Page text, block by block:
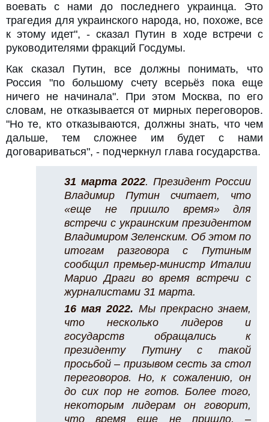
воевать с нами до последнего украинца. Это
трагедия для украинского народа, но, похоже, все
к этому идет", - сказал Путин в ходе встречи с
руководителями фракций Госдумы.
Как сказал Путин, все должны понимать, что
Россия "по большому счету всерьёз пока еще
ничего не начинала". При этом Москва, по его
словам, не отказывается от мирных переговоров.
"Но те, кто отказываются, должны знать, что чем
дальше, тем сложнее им будет с нами
договариваться", - подчеркнул глава государства.
31 марта 2022. Президент России
Владимир Путин считает, что
«еще не пришло время» для
встречи с украинским президентом
Владимиром Зеленским. Об этом по
итогам разговора с Путиным
сообщил премьер-министр Италии
Марио Драги во время встречи с
журналистами 31 марта.
16 мая 2022. Мы прекрасно знаем,
что несколько лидеров и
государств обращались к
президенту Путину с такой
просьбой – призывом сесть за стол
переговоров. Но, к сожалению, он
до сих пор не готов. Более того,
некоторым лидерам он говорит,
что время еще не пришло, –